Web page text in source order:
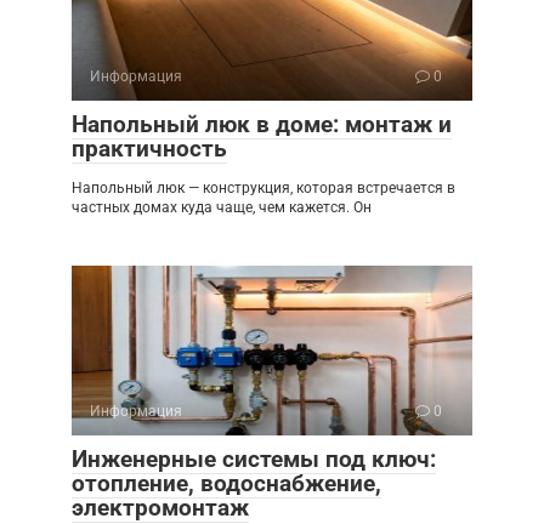
Информация 0
Напольный люк в доме: монтаж и
практичность
Напольный люк — конструкция, которая встречается в
частных домах куда чаще, чем кажется. Он
Информация 0
Инженерные системы под ключ:
отопление, водоснабжение,
электромонтаж